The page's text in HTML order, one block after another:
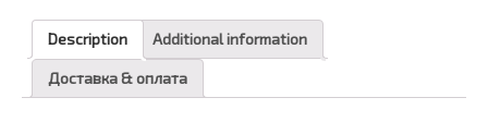
Description Additional information
Доставка & оплата